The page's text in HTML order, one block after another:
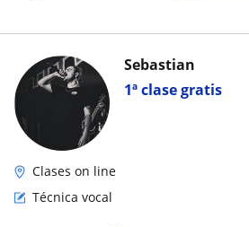
1ª clase gratis
Sebastian
Clases on line
Técnica vocal